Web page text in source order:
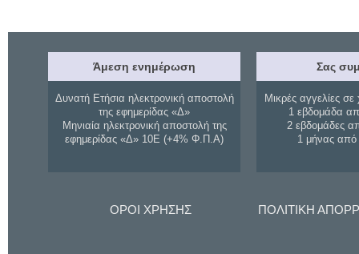
Άμεση ενημέρωση
Δυνατή Ετήσια ηλεκτρονική αποστολή
της εφημερίδας «Δ»
Μηνιαία ηλεκτρονική αποστολή της
εφημερίδας «Δ» 10Ε (+4% Φ.Π.Α)
Σας
Μικρές αγγελίες σε
1 εβδομάδα
2 εβδομάδες
1 μήνας
ΟΡΟΙ ΧΡΗΣΗΣ ΠΟΛΙΤΙΚΗ